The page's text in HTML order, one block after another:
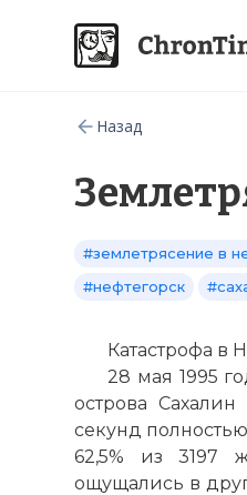
Назад
#землетрясение в
#нефтегорск
Катастрофа в
28 мая 1995
острова
секунд
62,5% из 3197
ощущались в